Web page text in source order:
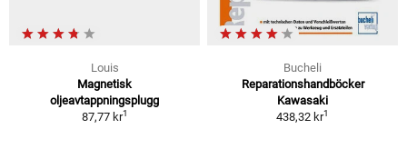
Louis
Magnetisk
oljeavtappningsplugg
87,77 kr1
Bucheli
Reparationshandböcker
Kawasaki
438,32 kr1